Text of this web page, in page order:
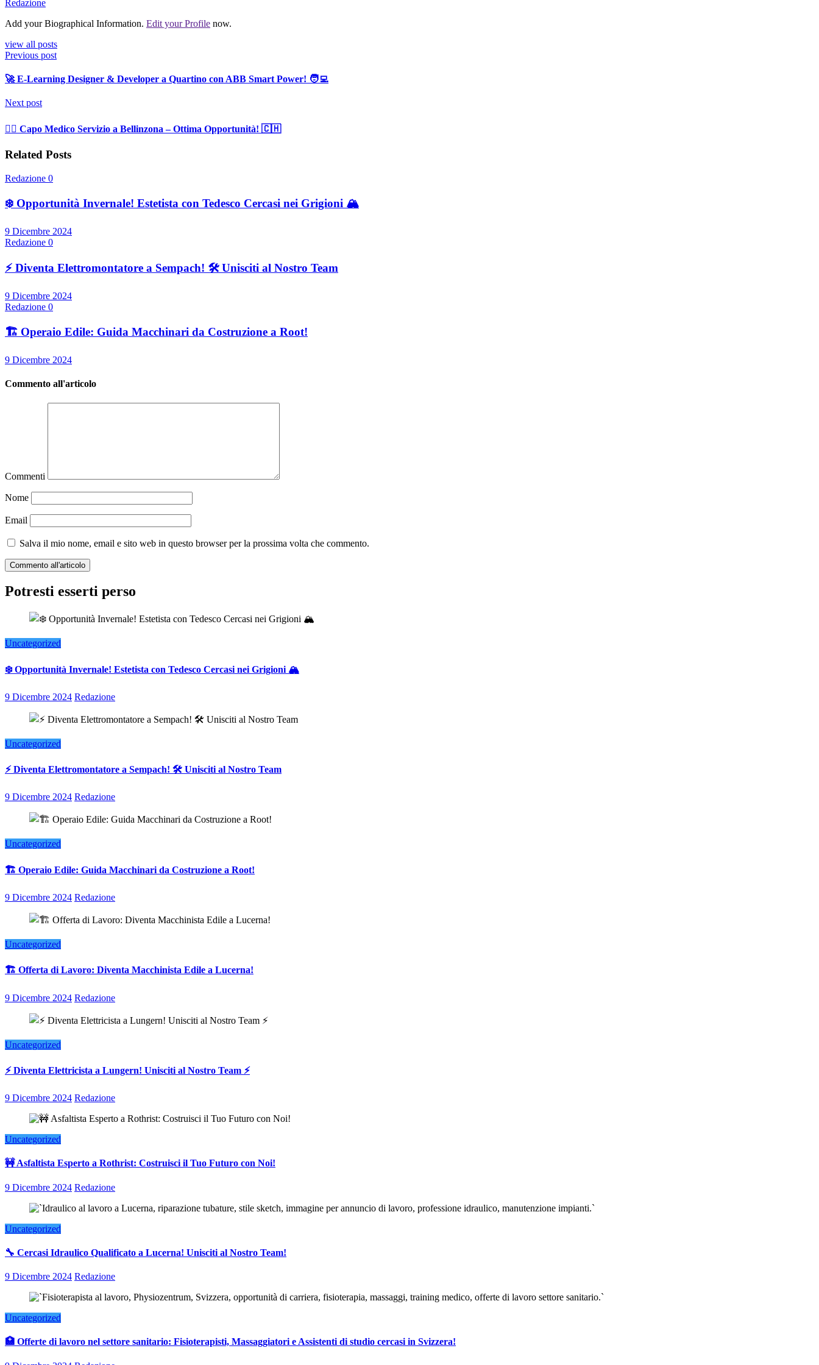
Redazione
Add your Biographical Information. Edit your Profile now.
view all posts
Previous post
🚀 E-Learning Designer & Developer a Quartino con ABB Smart Power! 🧑‍💻
Next post
👨‍⚕️ Capo Medico Servizio a Bellinzona – Ottima Opportunità! 🇨🇭
Related Posts
Redazione 0
❄️ Opportunità Invernale! Estetista con Tedesco Cercasi nei Grigioni 🏔️
9 Dicembre 2024
Redazione 0
⚡ Diventa Elettromontatore a Sempach! 🛠️ Unisciti al Nostro Team
9 Dicembre 2024
Redazione 0
🏗️ Operaio Edile: Guida Macchinari da Costruzione a Root!
9 Dicembre 2024
Commento all'articolo
Commenti
Nome
Email
Salva il mio nome, email e sito web in questo browser per la prossima volta che commento.
Potresti esserti perso
Uncategorized
❄️ Opportunità Invernale! Estetista con Tedesco Cercasi nei Grigioni 🏔️
9 Dicembre 2024 Redazione
Uncategorized
⚡ Diventa Elettromontatore a Sempach! 🛠️ Unisciti al Nostro Team
9 Dicembre 2024 Redazione
Uncategorized
🏗️ Operaio Edile: Guida Macchinari da Costruzione a Root!
9 Dicembre 2024 Redazione
Uncategorized
🏗️ Offerta di Lavoro: Diventa Macchinista Edile a Lucerna!
9 Dicembre 2024 Redazione
Uncategorized
⚡ Diventa Elettricista a Lungern! Unisciti al Nostro Team ⚡
9 Dicembre 2024 Redazione
Uncategorized
🚧 Asfaltista Esperto a Rothrist: Costruisci il Tuo Futuro con Noi!
9 Dicembre 2024 Redazione
Uncategorized
🔧 Cercasi Idraulico Qualificato a Lucerna! Unisciti al Nostro Team!
9 Dicembre 2024 Redazione
Uncategorized
🏥 Offerte di lavoro nel settore sanitario: Fisioterapisti, Massaggiatori e Assistenti di studio cercasi in Svizzera!